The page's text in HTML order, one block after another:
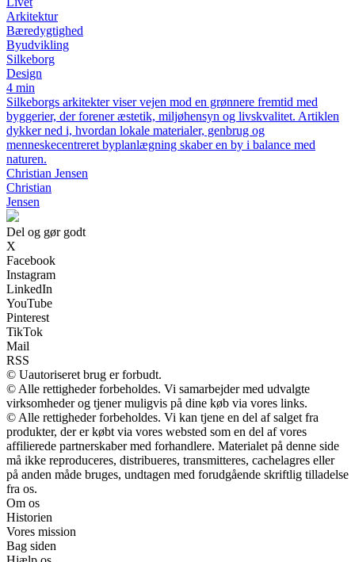
Arkitektur
Bæredygtighed
Byudvikling
Silkeborg
Design
4 min
Silkeborgs arkitekter viser vejen mod en grønnere fremtid med
byggerier, der forener æstetik, miljøhensyn og livskvalitet. Artiklen
dykker ned i, hvordan lokale materialer, genbrug og
menneskecentreret byplanlægning skaber en by i balance med
naturen.
Christian Jensen
Christian
Jensen
Del og gør godt
X
Facebook
Instagram
LinkedIn
YouTube
Pinterest
TikTok
Mail
RSS
© Uautoriseret brug er forbudt.
© Alle rettigheder forbeholdes. Vi samarbejder med udvalgte
virksomheder og tjener muligvis på dine køb via vores links.
© Alle rettigheder forbeholdes. Vi kan tjene en del af salget fra
produkter, der er købt via vores websted som en del af vores
affilierede partnerskaber med forhandlere. Materialet på denne side
må ikke reproduceres, distribueres, transmitteres, cachelagres eller
på anden måde bruges, undtagen med forudgående skriftlig tilladelse
fra os.
Om os
Historien
Vores mission
Bag siden